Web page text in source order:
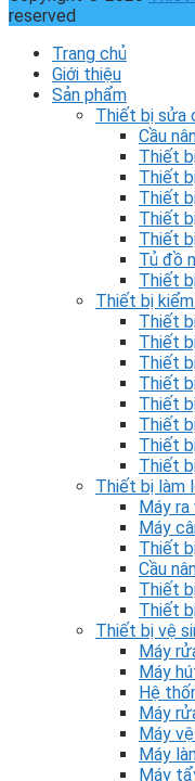
reserved
Trang chủ
Giới thiệu
Sản phẩm
Thiết bị sửa
Cầu
Thiết
Thiết
Thiết
Thiết
Thiết
Tủ đồ
Thiết
Thiết bị
Thiết
Thiết
Thiết
Thiết
Thiết
Thiết
Thiết
Thiết
Thiết bị làm
Máy
Máy
Thiết
Cầu
Thiết
Thiết
Thiết bị vệ
Máy
Máy
Hệ
Máy
Máy
Máy
Máy